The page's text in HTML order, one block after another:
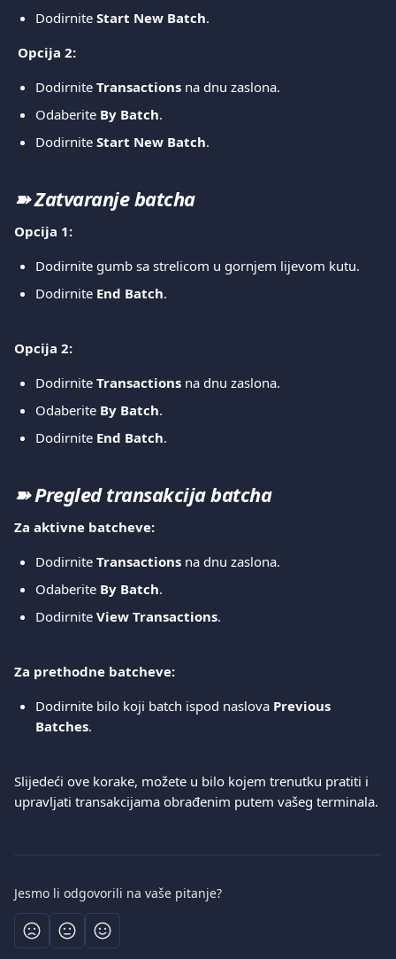
Dodirnite Start New Batch.
Opcija 2:
Dodirnite Transactions na dnu zaslona.
Odaberite By Batch.
Dodirnite Start New Batch.
➽ Zatvaranje batcha
Opcija 1:
Dodirnite gumb sa strelicom u gornjem lijevom kutu.
Dodirnite End Batch.
Opcija 2:
Dodirnite Transactions na dnu zaslona.
Odaberite By Batch.
Dodirnite End Batch.
➽ Pregled transakcija batcha
Za aktivne batcheve:
Dodirnite Transactions na dnu zaslona.
Odaberite By Batch.
Dodirnite View Transactions.
Za prethodne batcheve:
Dodirnite bilo koji batch ispod naslova Previous
Batches.
Slijedeći ove korake, možete u bilo kojem trenutku pratiti i
upravljati transakcijama obrađenim putem vašeg terminala.
Jesmo li odgovorili na vaše pitanje?